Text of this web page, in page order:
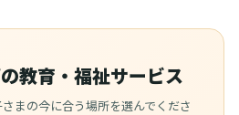
教育・福祉サービス
まの今に合う場所を選んでくださ